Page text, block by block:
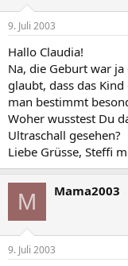
9. Juli 2003
Hallo Claudia!
Na, die Geburt war
glaubt, dass das
man bestimmt
Woher wusstest Du
Ultraschall gesehen?
Liebe Grüsse, Steffi
M Mama2003
9. Juli 2003